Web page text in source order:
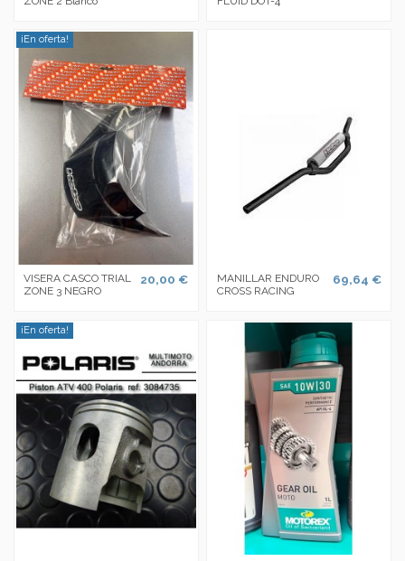
¡En oferta!
VISERA CASCO TRIAL
ZONE 3 NEGRO
20,00 €
MANILLAR ENDURO
CROSS RACING
69,64 €
¡En oferta!